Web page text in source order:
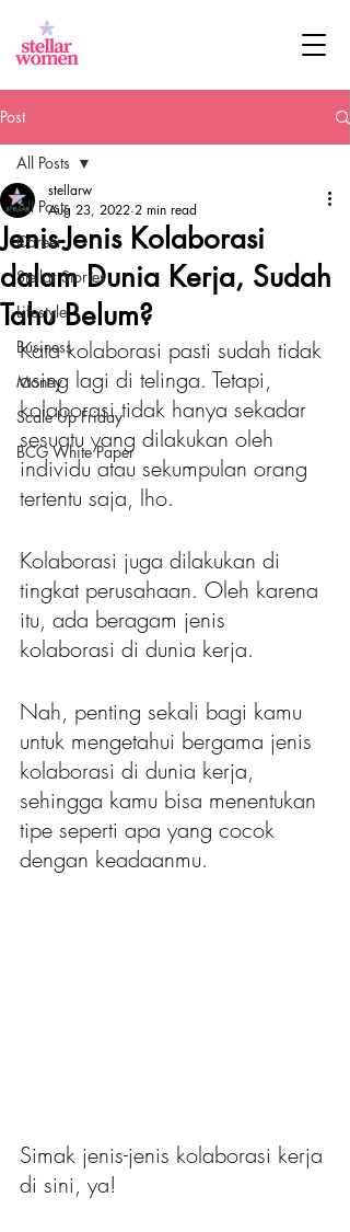
Post
All Posts
Career
Stellar Stories
Lifestyle
Business
Money
Scale Up Friday
BCG White Paper
All Posts
Jenis-Jenis Kolaborasi
dalam Dunia Kerja, Sudah
Tahu Belum?
stellarw
Aug 23, 2022 2 min read
Kata kolaborasi pasti sudah tidak
asing lagi di telinga. Tetapi,
kolaborasi tidak hanya sekadar
sesuatu yang dilakukan oleh
individu atau sekumpulan orang
tertentu saja, lho.
Kolaborasi juga dilakukan di
tingkat perusahaan. Oleh karena
itu, ada beragam jenis
kolaborasi di dunia kerja.
Nah, penting sekali bagi kamu
untuk mengetahui bergama jenis
kolaborasi di dunia kerja,
sehingga kamu bisa menentukan
tipe seperti apa yang cocok
dengan keadaanmu.
Simak jenis-jenis kolaborasi kerja
di sini, ya!